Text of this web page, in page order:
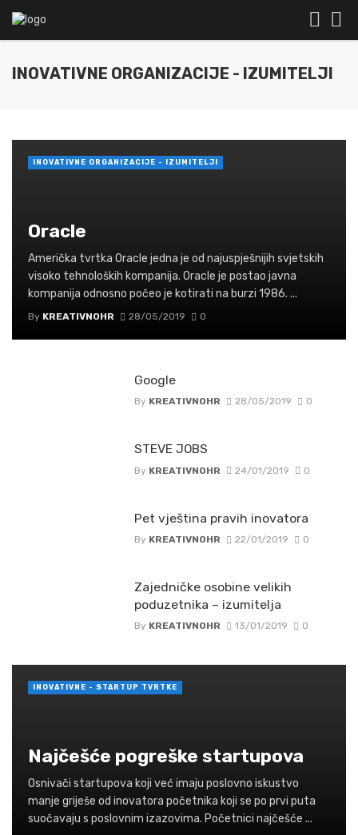
INOVATIVNE ORGANIZACIJE - IZUMITELJI
Oracle
Američka tvrtka Oracle jedna je od najuspješnijih svjetskih
visoko tehnoloških kompanija. Oracle je postao javna
kompanija odnosno počeo je kotirati na burzi 1986. ...
By KREATIVNOHR 28/05/2019 0
INOVATIVNE ORGANIZACIJE - IZUMITELJI
Google
By KREATIVNOHR 28/05/2019 0
STEVE JOBS
By KREATIVNOHR 24/01/2019 0
Pet vještina pravih inovatora
By KREATIVNOHR 22/01/2019 0
Zajedničke osobine velikih
poduzetnika – izumitelja
By KREATIVNOHR 13/01/2019 0
Najčešće pogreške startupova
Osnivači startupova koji već imaju poslovno iskustvo
manje griješe od inovatora početnika koji se po prvi puta
suočavaju s poslovnim izazovima. Početnici najčešće ...
INOVATIVNE - STARTUP TVRTKE